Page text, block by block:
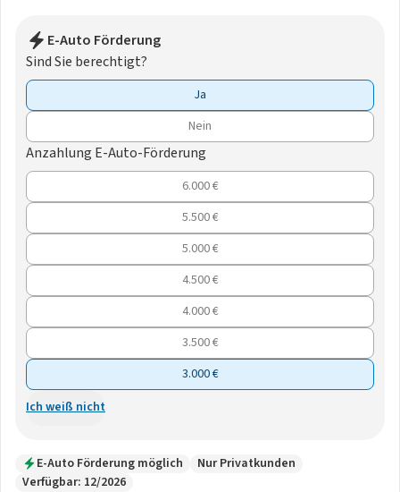
E-Auto Förderung
Sind Sie berechtigt?
Ja
Nein
Anzahlung E-Auto-Förderung
6.000 €
5.500 €
5.000 €
4.500 €
4.000 €
3.500 €
3.000 €
Ich weiß nicht
E-Auto Förderung möglich
Nur Privatkunden
Verfügbar: 12/2026